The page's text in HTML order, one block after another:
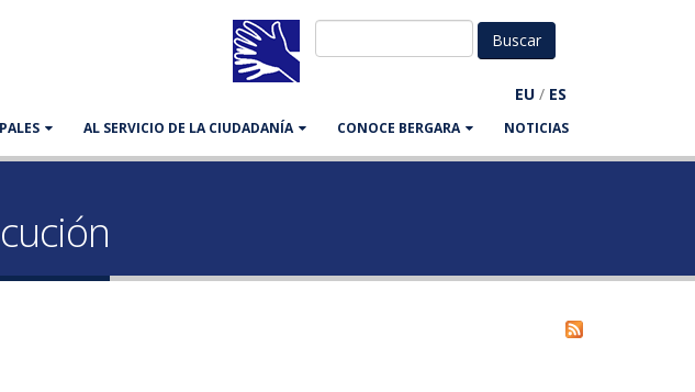
EU / ES
AL SERVICIO DE LA CIUDADANÍA CONOCE BERGARA NOTICIAS